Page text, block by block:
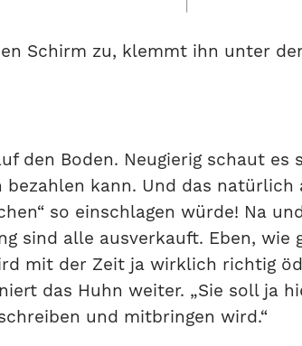
Schirm zu, klemmt ihn unter
den Boden. Neugierig schaut
kann. Und das
so einschlagen würde! Na
sind alle ausverkauft. Eben,
mit der Zeit ja wirklich richtig
das Huhn weiter. „Sie soll
und mitbringen wird.“